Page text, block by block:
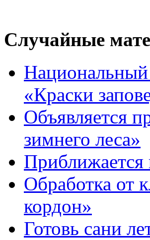
Случайные
Национальный
«Краски
Объявляется
зимнего леса»
Приближается
Обработка от
кордон»
Готовь сани